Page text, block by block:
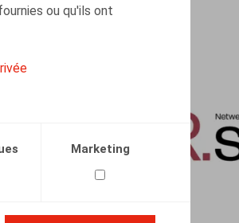
ou qu'ils ont
Marketing